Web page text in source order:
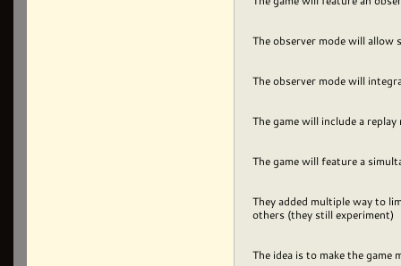
The observer mode will
The observer mode will
The game will include a
The game will feature a
They added multiple way to
others (they still experiment)
The idea is to make the